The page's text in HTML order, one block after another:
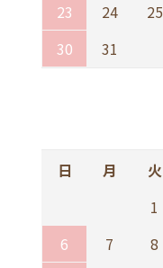
23
24 25
30
31
日 月 火
1
6
7 8